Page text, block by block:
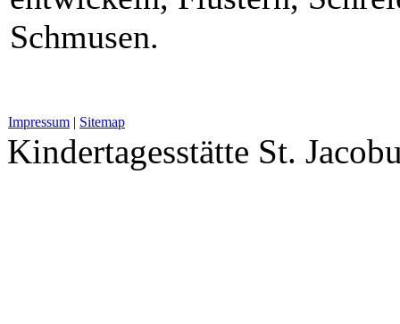
Schmusen.
Impressum | Sitemap
Kindertagesstätte St.